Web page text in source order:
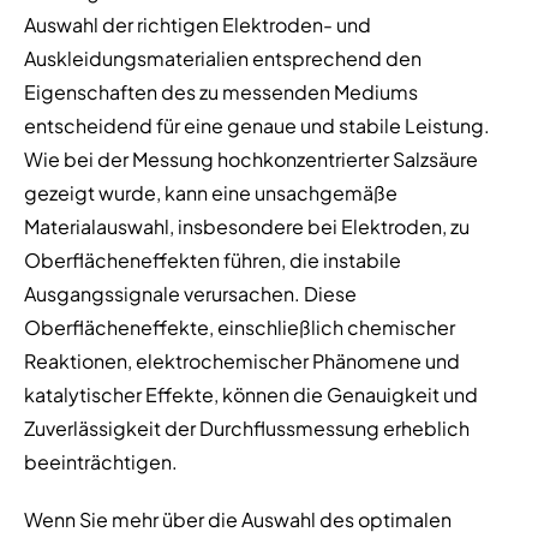
Auswahl der richtigen Elektroden- und
Auskleidungsmaterialien entsprechend den
Eigenschaften des zu messenden Mediums
entscheidend für eine genaue und stabile Leistung.
Wie bei der Messung hochkonzentrierter Salzsäure
gezeigt wurde, kann eine unsachgemäße
Materialauswahl, insbesondere bei Elektroden, zu
Oberflächeneffekten führen, die instabile
Ausgangssignale verursachen. Diese
Oberflächeneffekte, einschließlich chemischer
Reaktionen, elektrochemischer Phänomene und
katalytischer Effekte, können die Genauigkeit und
Zuverlässigkeit der Durchflussmessung erheblich
beeinträchtigen.
Wenn Sie mehr über die Auswahl des optimalen